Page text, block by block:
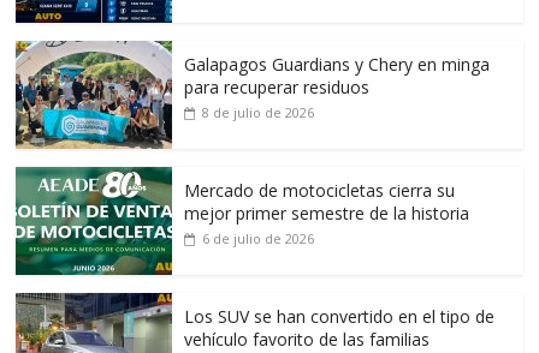
Galapagos Guardians y Chery en minga
para recuperar residuos
8 de julio de 2026
Mercado de motocicletas cierra su
mejor primer semestre de la historia
6 de julio de 2026
Los SUV se han convertido en el tipo de
vehículo favorito de las familias